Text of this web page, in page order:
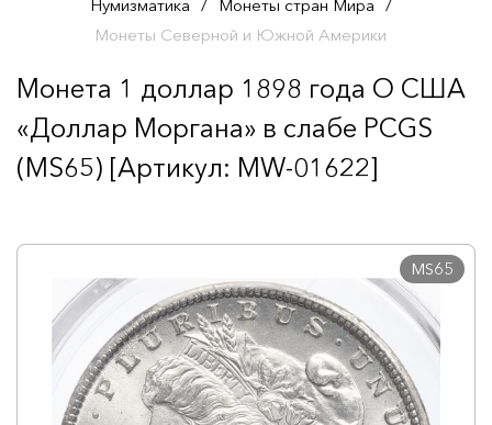
Нумизматика / Монеты стран Мира /
Монеты Северной и Южной Америки
Монета 1 доллар 1898 года О США
«Доллар Моргана» в слабе PCGS
(MS65) [Артикул: MW-01622]
MS65